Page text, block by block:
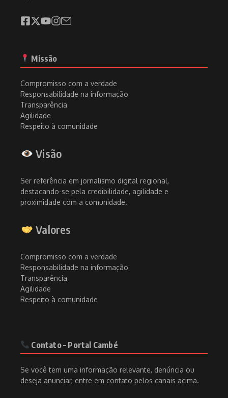
Missão
Compromisso com a verdade
Responsabilidade na informação
Transparência
Agilidade
Respeito à comunidade
Visão
Ser referência em jornalismo digital regional,
destacando-se pela credibilidade, agilidade e
proximidade com a comunidade.
Valores
Compromisso com a verdade
Responsabilidade na informação
Transparência
Agilidade
Respeito à comunidade
Contato – Portal Cambé
Se você tem uma informação relevante, denúncia ou
deseja anunciar, entre em contato pelos canais acima.